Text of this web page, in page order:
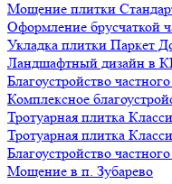
Мощение плитки
Оформление брусчаткой
Укладка плитки Паркет
Ландшафтный дизайн в
Благоустройство
Комплексное
Тротуарная плитка
Тротуарная плитка
Благоустройство
Мощение в п. Зубарево